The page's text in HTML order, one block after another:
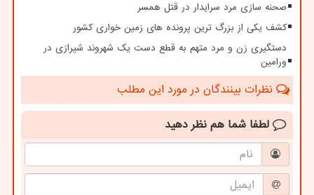
صحنه سازی مرد سرایدار در قتل همسر
کشف یکی از بزرگ ترین پرونده های زمین خواری کشور
دستگیری زن و مرد متهم به قطع دست یک شهروند شیرازی در
ورامین
نظرات بینندگان در مورد این مطلب
لطفا شما هم نظر دهید